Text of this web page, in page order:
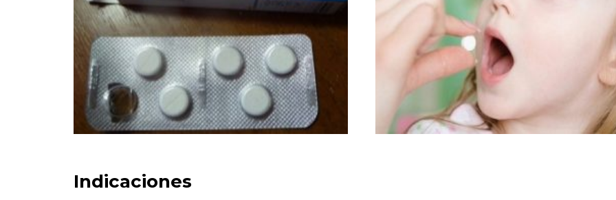
Indicaciones